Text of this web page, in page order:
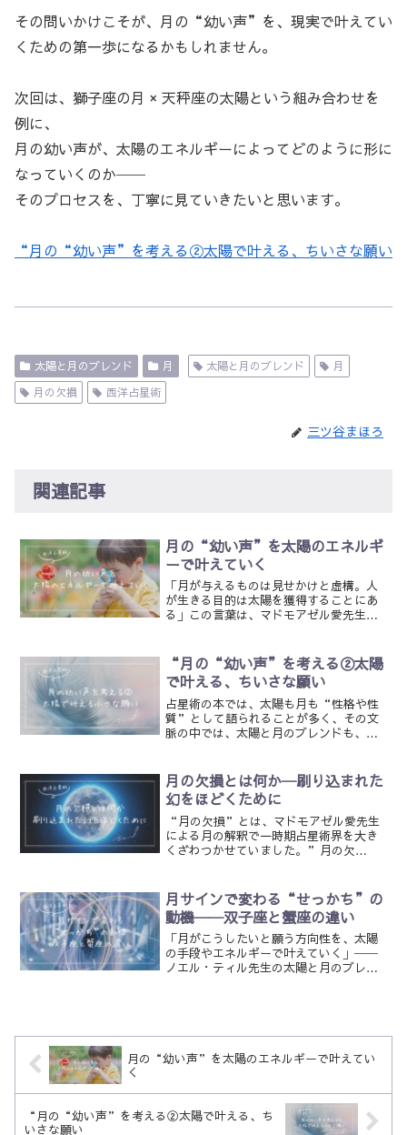
その問いかけこそが、月の“幼い声”を、現実で叶えてい
くための第一歩になるかもしれません。
次回は、獅子座の月 × 天秤座の太陽という組み合わせを
例に、
月の幼い声が、太陽のエネルギーによってどのように形に
なっていくのか──
そのプロセスを、丁寧に見ていきたいと思います。
“月の“幼い声”を考える②太陽で叶える、ちいさな願い
太陽と月のブレンド 月 太陽と月のブレンド
月
月の欠損
西洋占星術
三ツ谷まほろ
関連記事
月の“幼い声”を太陽のエネルギ
ーで叶えていく
「月が与えるものは見せかけと虚構。人
が生きる目的は太陽を獲得することにあ
る」この言葉は、マドモアゼル愛先生の
う考え方は、ある種の常識として語られ
ています。けれど、私のよ...
“月の“幼い声”を考える②太陽
で叶える、ちいさな願い
占星術の本では、太陽も月も“性格や性
質”として語られることが多く、その文
脈の中では、太陽と月のブレンドも、単
も、太陽と月には、明確な役割の違いが
あります。太陽は、その願...
月の欠損とは何か─刷り込まれた
幻をほどくために
“月の欠損”とは、マドモアゼル愛先生
による月の解釈で一時期占星術界を大き
くざわつかせていました。”月の欠
の衝撃的な解釈マドモアゼル愛先生の著
書『月の教科書』では、以下の...
月サインで変わる“せっかち”の
動機──双子座と蟹座の違い
「月がこうしたいと願う方向性を、太陽
の手段やエネルギーで叶えていく」──
ノエル・ティル先生の太陽と月のブレン
月の“幼い声”を太陽のエネルギーで叶えてい
く
“月の“幼い声”を考える②太陽で叶える、ち
いさな願い